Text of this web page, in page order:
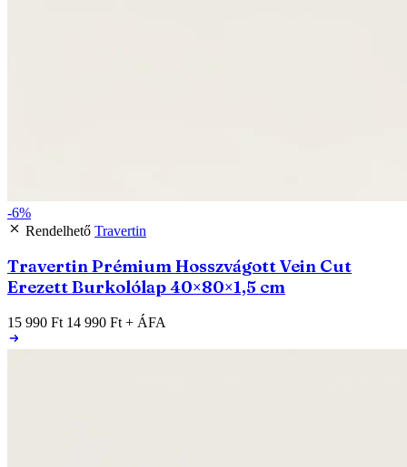
-6%
Rendelhető Travertin
Travertin Prémium Hosszvágott Vein Cut
Erezett Burkolólap 40×80×1,5 cm
15 990 Ft 14 990 Ft + ÁFA